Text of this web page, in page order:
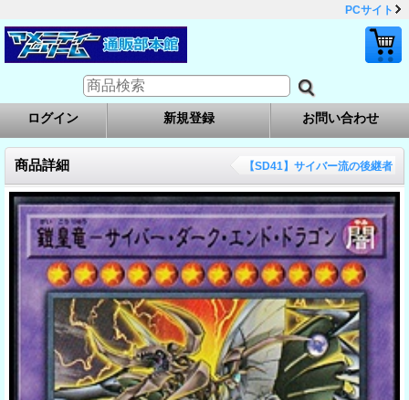
PCサイト
ログイン 新規登録 お問い合わせ
商品詳細 【SD41】サイバー流の後継者